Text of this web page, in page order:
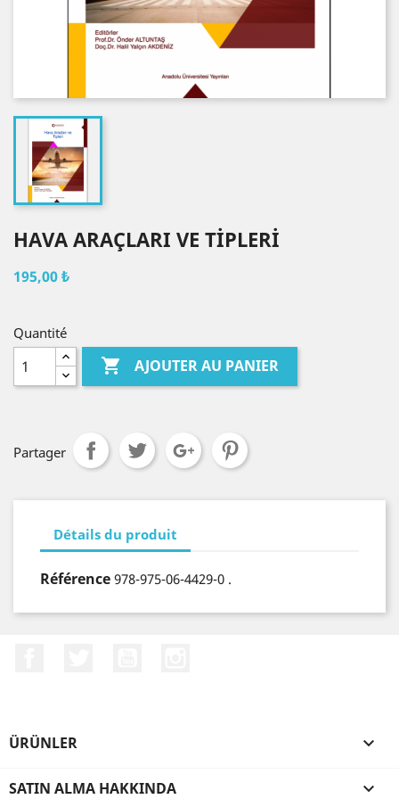
HAVA ARAÇLARI VE TİPLERİ
195,00 ₺
Quantité
 AJOUTER AU PANIER
Partager
Détails du produit
Référence 978-975-06-4429-0 .
ÜRÜNLER 
SATIN ALMA HAKKINDA 